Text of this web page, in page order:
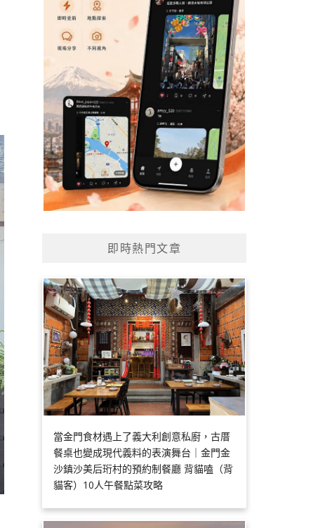
即時熱門文章
當金門食材遇上了義大利創意私廚，古厝
餐桌也變成現代義料的表演舞台｜金門金
沙鎮沙美后珩村的預約制餐廳 背貓嗑（背
貓客）10人午餐點菜攻略